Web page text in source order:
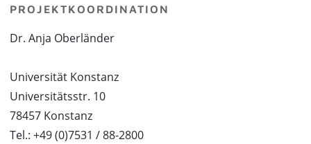
PROJEKTKOORDINATION
Dr. Anja Oberländer
Universität Konstanz
Universitätsstr. 10
78457 Konstanz
Tel.: +49 (0)7531 / 88-2800